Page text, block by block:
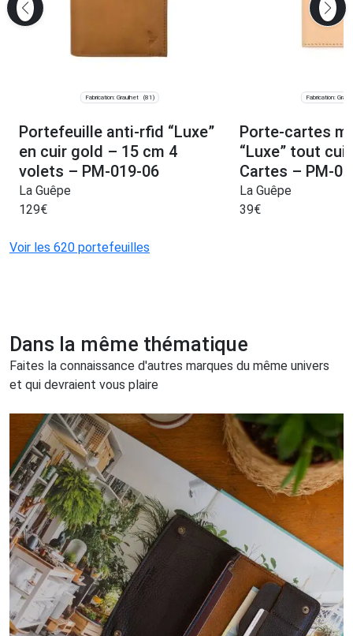
Fabrication: Graulhet (81)
Portefeuille anti-rfid “Luxe”
en cuir gold – 15 cm 4
volets – PM-019-06
La Guêpe
129€
Fabrication:
Porte-cartes
“Luxe” tout
Cartes – PM-
La Guêpe
39€
Voir les 620 portefeuilles
Dans la même thématique
Faites la connaissance d'autres marques du même univers
et qui devraient vous plaire